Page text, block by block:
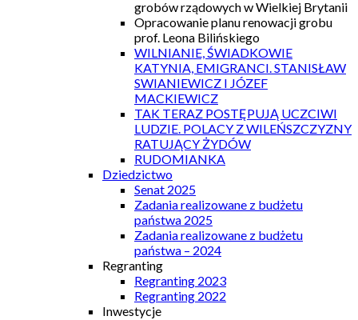
grobów rządowych w Wielkiej Brytanii
Opracowanie planu renowacji grobu
prof. Leona Bilińskiego
WILNIANIE, ŚWIADKOWIE
KATYNIA, EMIGRANCI. STANISŁAW
SWIANIEWICZ I JÓZEF
MACKIEWICZ
TAK TERAZ POSTĘPUJĄ UCZCIWI
LUDZIE. POLACY Z WILEŃSZCZYZNY
RATUJĄCY ŻYDÓW
RUDOMIANKA
Dziedzictwo
Senat 2025
Zadania realizowane z budżetu
państwa 2025
Zadania realizowane z budżetu
państwa – 2024
Regranting
Regranting 2023
Regranting 2022
Inwestycje